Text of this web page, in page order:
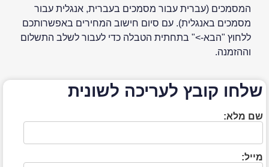
המסמכים (עברית עבור מסמכים בעברית, אנגלית עבור
מסמכים באנגלית). עם סיום חישוב המחירים באפשרותכם
ללחוץ "הבא->" בתחתית הטבלה כדי לעבור לשלב התשלום
וההזמנה.
שלחו קובץ לעריכה לשונית
שם מלא:
מייל: